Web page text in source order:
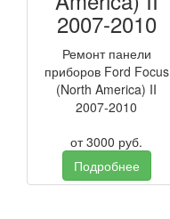
2007-2010
Ремонт панели
приборов Ford Focus
(North America) II
2007-2010
от3000 руб.
Подробнее